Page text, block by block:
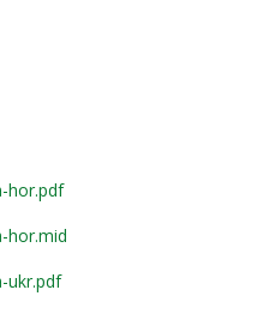
hor.pdf
hor.mid
ukr.pdf